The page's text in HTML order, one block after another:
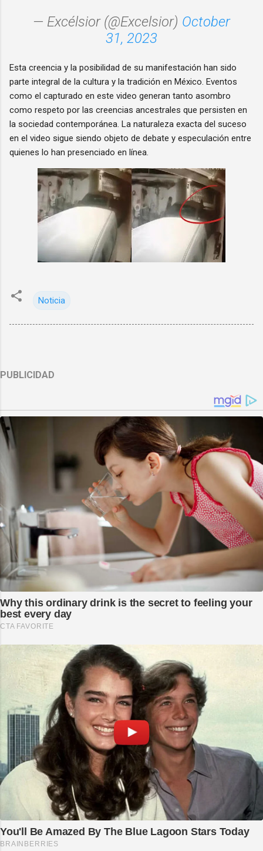
— Excélsior (@Excelsior) October
31, 2023
Esta creencia y la posibilidad de su manifestación han sido
parte integral de la cultura y la tradición en México. Eventos
como el capturado en este video generan tanto asombro
como respeto por las creencias ancestrales que persisten en
la sociedad contemporánea. La naturaleza exacta del suceso
en el video sigue siendo objeto de debate y especulación entre
quienes lo han presenciado en línea.
Noticia
PUBLICIDAD